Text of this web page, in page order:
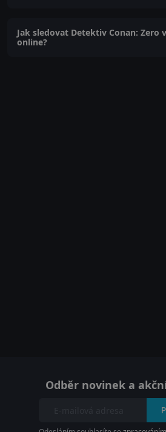
Jak sledovat Detektiv Conan: Zero
online?
Odběr novinek a